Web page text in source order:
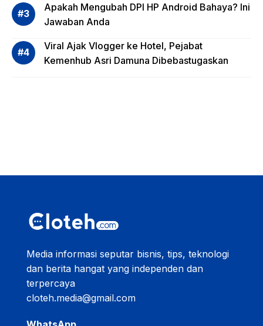
Saja?
Apakah Mengubah DPI HP Android Bahaya? Ini
Jawaban Anda
Viral Ajak Vlogger ke Hotel, Pejabat
Kemenhub Asri Damuna Dibebastugaskan
Media informasi seputar bisnis, tips, teknologi
dan berita hangat yang independen dan
terpercaya
cloteh.media@gmail.com